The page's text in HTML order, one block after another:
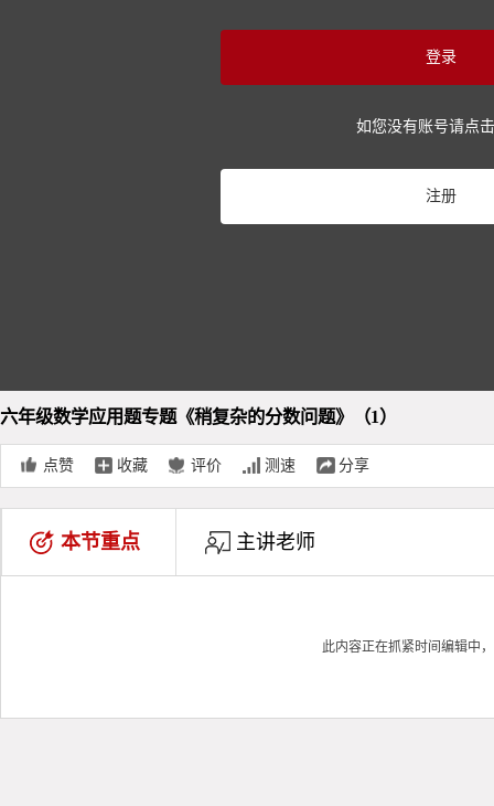
登录
如您没有账号请点
注册
六年级数学应用题专题《稍复杂的分数问题》（1）
点赞 收藏 评价 测速 分享
本节重点 主讲老师
此内容正在抓紧时间编辑中